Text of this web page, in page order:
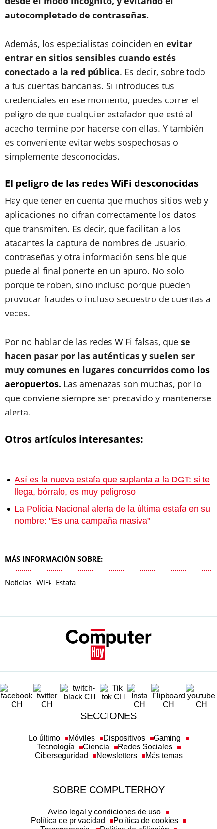
autocompletado de contraseñas.
Además, los especialistas coinciden en evitar
entrar en sitios sensibles cuando estés
conectado a la red pública. Es decir, sobre todo
a tus cuentas bancarias. Si introduces tus
credenciales en ese momento, puedes correr el
peligro de que cualquier estafador que esté al
acecho termine por hacerse con ellas. Y también
es conveniente evitar webs sospechosas o
simplemente desconocidas.
El peligro de las redes WiFi desconocidas
Hay que tener en cuenta que muchos sitios web y
aplicaciones no cifran correctamente los datos
que transmiten. Es decir, que facilitan a los
atacantes la captura de nombres de usuario,
contraseñas y otra información sensible que
puede al final ponerte en un apuro. No solo
porque te roben, sino incluso porque pueden
provocar fraudes o incluso secuestro de cuentas a
veces.
Por no hablar de las redes WiFi falsas, que se
hacen pasar por las auténticas y suelen ser
muy comunes en lugares concurridos como los
aeropuertos. Las amenazas son muchas, por lo
que conviene siempre ser precavido y mantenerse
alerta.
Otros artículos interesantes:
Así es la nueva estafa que suplanta a la DGT: si te
llega, bórralo, es muy peligroso
La Policía Nacional alerta de la última estafa en su
nombre: "Es una campaña masiva"
MÁS INFORMACIÓN SOBRE:
Noticias WiFi Estafa
SECCIONES
Lo último Móviles Dispositivos
Gaming
Tecnología
Ciencia
Redes Sociales
Ciberseguridad
Newsletters Más temas
SOBRE COMPUTERHOY
Aviso legal y condiciones de uso
Política de privacidad
Política de cookies